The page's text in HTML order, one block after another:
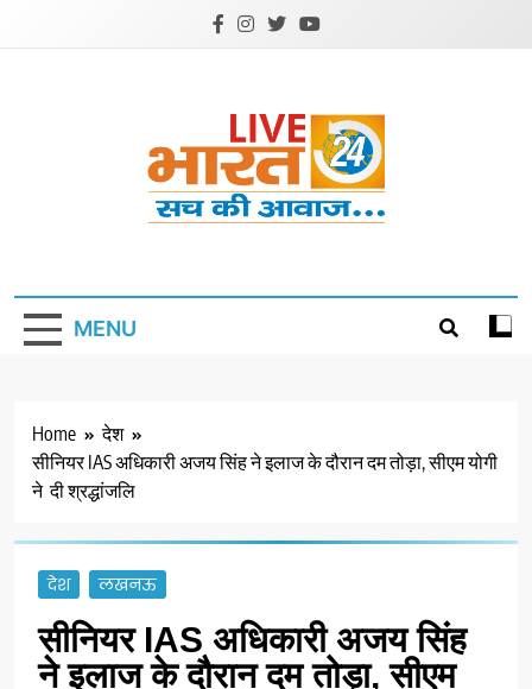
MENU
Home
देश
सीनियर IAS अधिकारी अजय सिंह ने इलाज के दौरान दम तोड़ा, सीएम योगी
ने दी श्रद्धांजलि
देश लखनऊ
सीनियर IAS अधिकारी अजय सिंह
ने इलाज के दौरान दम तोड़ा, सीएम